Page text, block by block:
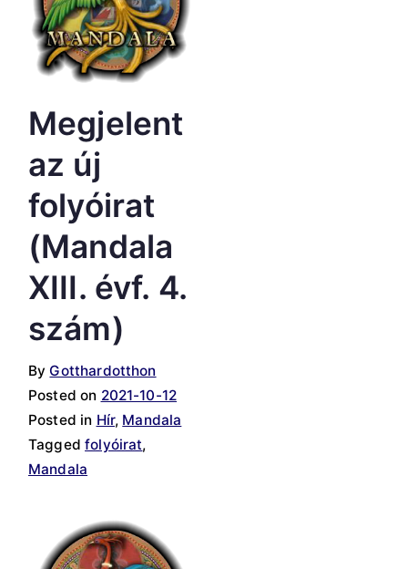
Megjelent
az új
folyóirat
(Mandala
XIII. évf. 4.
szám)
ByGotthardotthon
Posted on 2021-10-12
Posted in Hír, Mandala
Taggedfolyóirat,
Mandala